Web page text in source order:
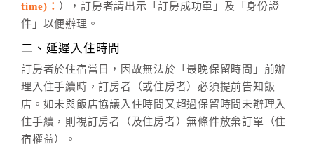
六、聯絡方式
(07)9682715 。
time)： ），訂房者請出示「訂房成功單」及「身份證
件」以便辦理。
二、延遲入住時間
訂房者於住宿當日，因故無法於「最晚保留時間」前辦
理入住手續時，訂房者（或住房者）必須提前告知飯
店。如未與飯店協議入住時間又超過保留時間未辦理入
住手續，則視訂房者（及住房者）無條件放棄訂單（住
宿權益）。